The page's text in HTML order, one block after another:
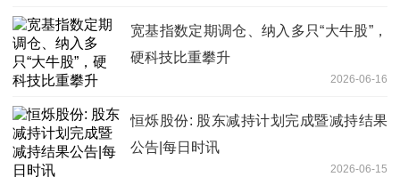
宽基指数定期调仓、纳入多只“大牛股”，
硬科技比重攀升
2026-06-16
恒烁股份: 股东减持计划完成暨减持结果
公告|每日时讯
2026-06-15